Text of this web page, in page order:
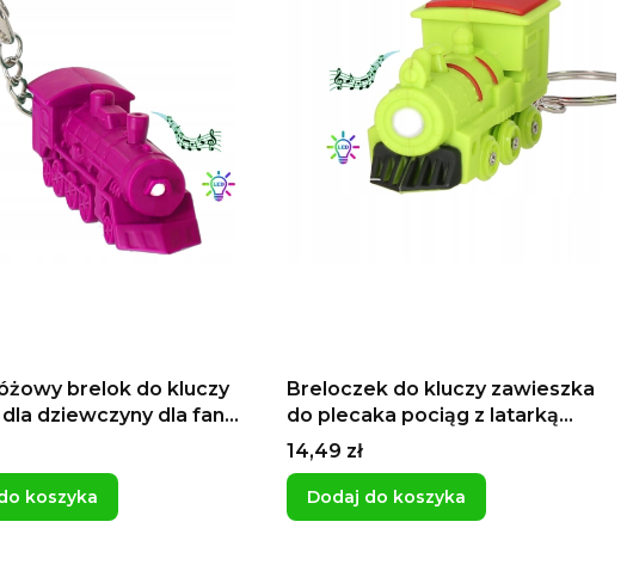
brelok do kluczy
dziewczyny dla fana
Tomek i przyjaciele
koszyka
Breloczek do kluczy zawieszka
do plecaka pociąg z latarką
sygnał lokomotywa
Cena
14,49 zł
Dodaj do koszyka